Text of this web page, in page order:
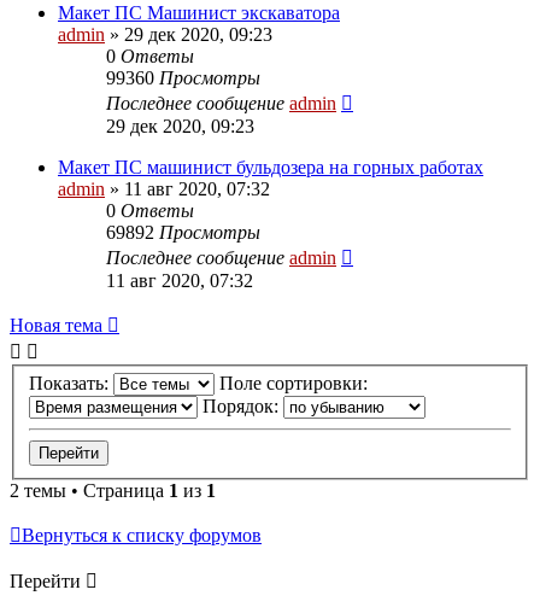
Макет ПС Машинист экскаватора
admin » 29 дек 2020, 09:23
0 Ответы
99360 Просмотры
Последнее сообщение admin
29 дек 2020, 09:23
Макет ПС машинист бульдозера на горных работах
admin » 11 авг 2020, 07:32
0 Ответы
69892 Просмотры
Последнее сообщение admin
11 авг 2020, 07:32
Новая тема
Показать:
Поле сортировки:
Порядок:
2 темы • Страница 1 из 1
Вернуться к списку форумов
Перейти